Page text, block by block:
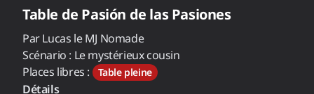
Table de Pasión de las Pasiones
ParLucas le MJ Nomade
Scénario : Le mystérieux cousin
Places libres :
Table pleine
Détails